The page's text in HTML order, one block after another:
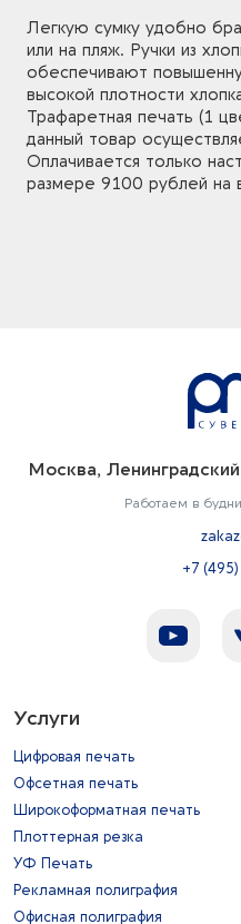
Легкую сумку удобно
или на пляж. Ручки из
обеспечивают
высокой плотности
Трафаретная печать (1
данный товар
Оплачивается только
размере 9100 рублей на
Москва,
Работаем в
+7
Услуги
Цифровая печать
Офсетная печать
Широкоформатная печать
Плоттерная резка
УФ Печать
Рекламная полиграфия
Офисная полиграфия